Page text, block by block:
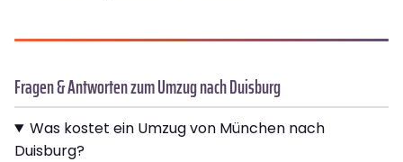
Fragen & Antworten zum Umzug nach Duisburg
Was kostet ein Umzug von München nach
Duisburg?